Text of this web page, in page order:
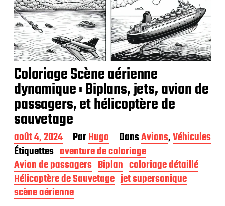
Coloriage Scène aérienne
dynamique : Biplans, jets, avion de
passagers, et hélicoptère de
sauvetage
D
a
t
e
d
e
p
août 4, 2024 ParHugo DansAvions,Véhicules
Étiquettes aventure de coloriage
Avion de passagers Biplan coloriage détaillé
Hélicoptère de Sauvetage jet supersonique
scène aérienne